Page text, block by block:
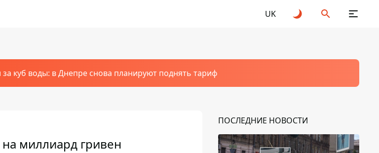
UK
за куб воды: в Днепре снова планируют поднять тариф
на миллиард гривен
ПОСЛЕДНИЕ НОВОСТИ